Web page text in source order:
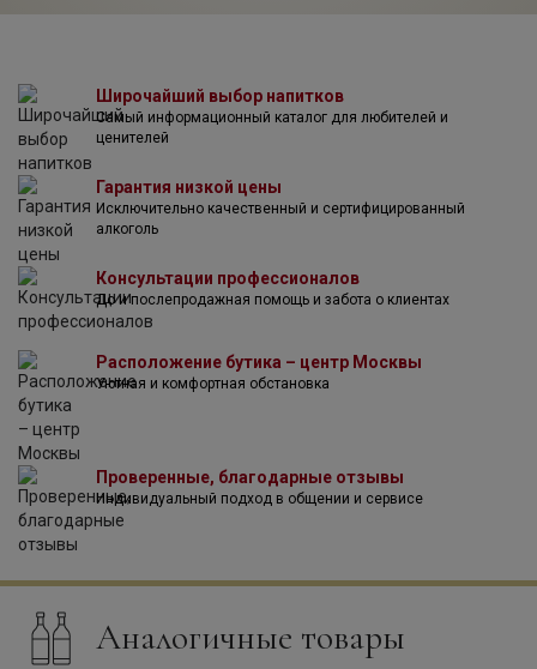
стресса и способствующий расслаблению!
При создании функциональных напитков Purelosophy,
прежде всего думали о том, как достичь жизненного
равновесия естественным путем.
Трилогия Purelosophy в любом месте и в любой ситуации
поможет вашему организму получить так необходимую
чистую энергию, эмоциональное равновесие или вывод
токсинов регулярно накапливающихся в организме.
Этот функциональный напиток имеет высокие
показатели емкости поглощения свободных радикалов,
подобного не имеет ни один другой продукт. Одной
баночки 250 мл в день, достаточно чтобы значительно
уменьшить губительное влияние свободных радикалов
на организм, а значит и замедлить старение.
Широчайший выбор напитков
Самый информационный каталог для любителей и
ценителей
Гарантия низкой цены
Исключительно качественный и сертифицированный
алкоголь
Консультации профессионалов
До и послепродажная помощь и забота о клиентах
Расположение бутика – центр Москвы
Уютная и комфортная обстановка
Проверенные, благодарные отзывы
Индивидуальный подход в общении и сервисе
Аналогичные товары